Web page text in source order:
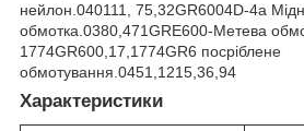
нейлон.040111, 75,32GR6004D-4а
обмотка.0380,471GRE600-Метева
1774GR600,17,1774GR6 посріблене
обмотування.0451,1215,36,94
Характеристики